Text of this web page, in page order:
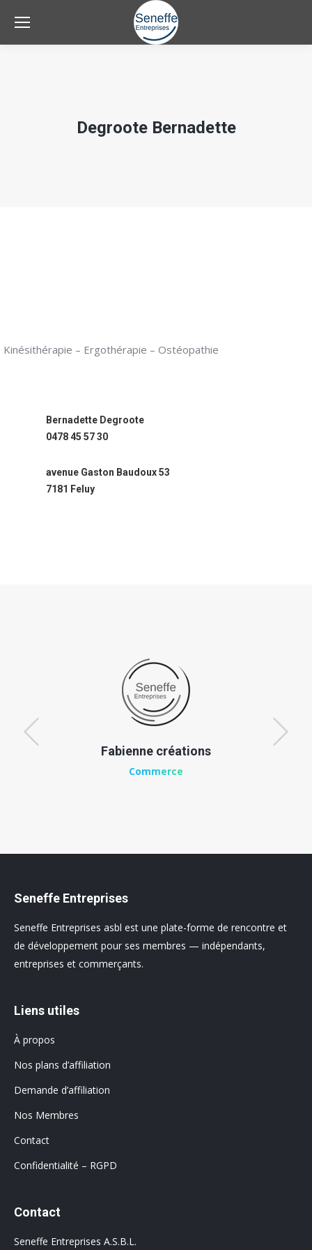
Degroote Bernadette
Kinésithérapie – Ergothérapie – Ostéopathie
Bernadette Degroote
0478 45 57 30
avenue Gaston Baudoux 53
7181 Feluy
Fabienne créations
Commerce
Seneffe Entreprises
Seneffe Entreprises asbl est une plate-forme de rencontre et
de développement pour ses membres — indépendants,
entreprises et commerçants.
Liens utiles
À propos
Nos plans d’affiliation
Demande d’affiliation
Nos Membres
Contact
Confidentialité – RGPD
Contact
Seneffe Entreprises A.S.B.L.